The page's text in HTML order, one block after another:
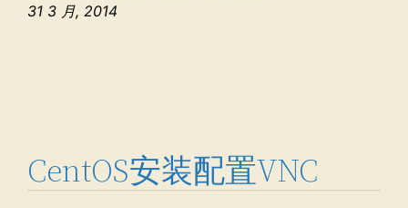
31 3 月, 2014
CentOS安装配置VNC